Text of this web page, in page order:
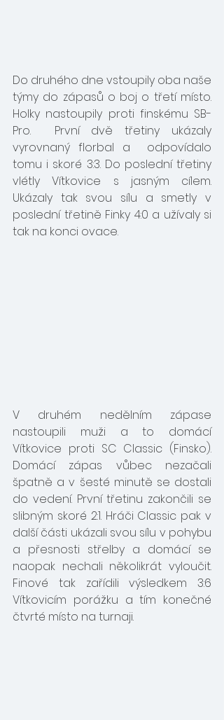
Do druhého dne vstoupily oba naše
týmy do zápasů o boj o třetí místo.
Holky nastoupily proti finskému SB-
Pro.  První dvě třetiny ukázaly
vyrovnaný florbal a  odpovídalo
tomu i skoré 3:3. Do poslední třetiny
vlétly Vítkovice s jasným cílem.
Ukázaly tak svou sílu a smetly v
poslední třetině Finky 4:0 a užívaly si
tak na konci ovace.
V druhém nedělním zápase
nastoupili muži a to domácí
Vítkovice proti SC Classic (Finsko).
Domácí zápas vůbec nezačali
špatně a v šesté minutě se dostali
do vedení. První třetinu zakončili se
slibným skoré 2:1. Hráči Classic pak v
další části ukázali svou sílu v pohybu
a přesnosti střelby a domácí se
naopak nechali několikrát vyloučit.
Finové tak zařídili výsledkem 3:6
Vítkovicím porážku a tím konečné
čtvrté místo na turnaji.